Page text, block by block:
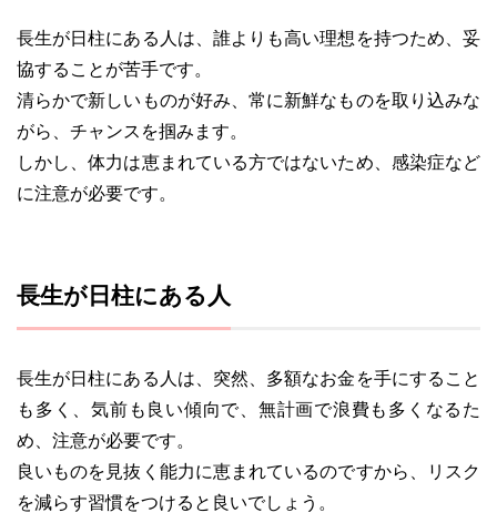
長生が日柱にある人は、誰よりも高い理想を持つため、妥
協することが苦手です。
清らかで新しいものが好み、常に新鮮なものを取り込みな
がら、チャンスを掴みます。
しかし、体力は恵まれている方ではないため、感染症など
に注意が必要です。
長生が日柱にある人
長生が日柱にある人は、突然、多額なお金を手にすること
も多く、気前も良い傾向で、無計画で浪費も多くなるた
め、注意が必要です。
良いものを見抜く能力に恵まれているのですから、リスク
を減らす習慣をつけると良いでしょう。